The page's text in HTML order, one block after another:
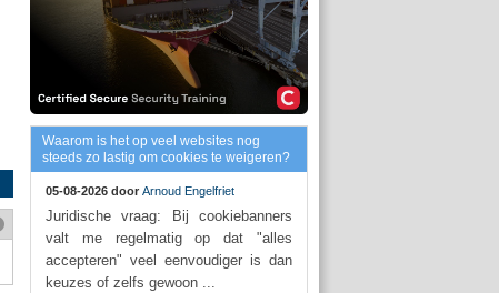
Waarom is het op veel websites nog
steeds zo lastig om cookies te weigeren?
05-08-2026 door Arnoud Engelfriet
Juridische vraag: Bij cookiebanners
valt me regelmatig op dat "alles
accepteren" veel eenvoudiger is dan
keuzes of zelfs gewoon ...